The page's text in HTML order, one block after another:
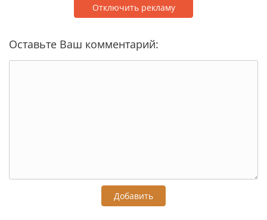
Отключить рекламу
Оставьте Ваш комментарий:
Добавить